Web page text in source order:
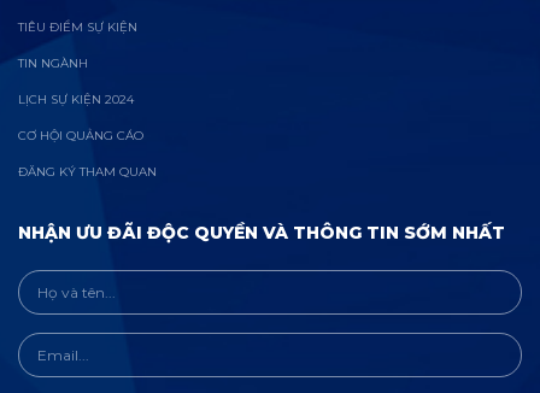
TIÊU ĐIỂM SỰ KIỆN
TIN NGÀNH
LỊCH SỰ KIỆN 2024
CƠ HỘI QUẢNG CÁO
ĐĂNG KÝ THAM QUAN
NHẬN ƯU ĐÃI ĐỘC QUYỀN VÀ THÔNG TIN SỚM NHẤT